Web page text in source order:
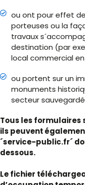
ou ont pour effet
porteuses ou la
travaux
destination (par
local commercial
ou portent sur un
monuments
secteur
Tous les formulaires
ils peuvent
´service-public.fr´
dessous.
Le fichier